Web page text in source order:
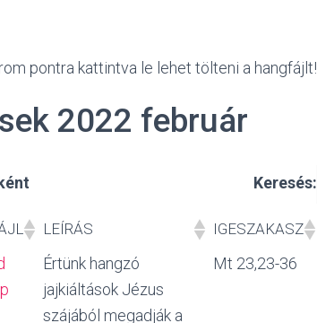
pontra kattintva le lehet tölteni a hangfájlt!
2022 február
Keresés:
LEÍRÁS IGESZAKASZ
LEÍRÁS IGESZAKASZ
Értünk hangzó
jajkiáltások Jézus
szájából megadják a
Mt 23,23-36